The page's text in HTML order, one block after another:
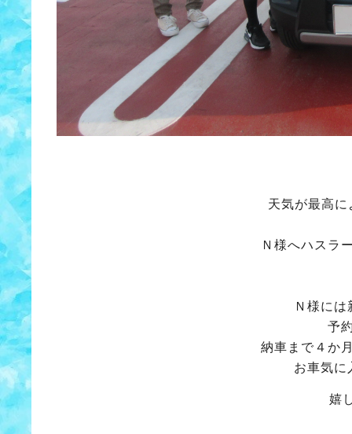
天気が最高
Ｎ様へハスラ
Ｎ様に
予
納車まで４か
お車気に
嬉